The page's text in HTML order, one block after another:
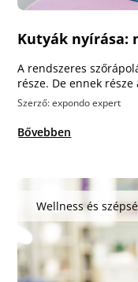
Kutyák nyírása:
A rendszeres
része. De ennek
Szerző: expondo expert
Bővebben
Wellness és